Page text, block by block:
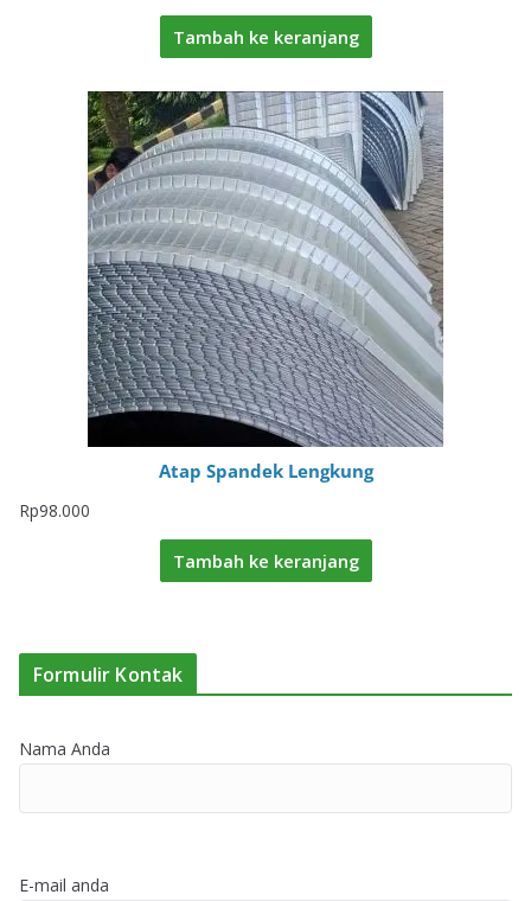
Tambah ke keranjang
Atap Spandek Lengkung
Rp98.000
Tambah ke keranjang
Formulir Kontak
Nama Anda
E-mail anda